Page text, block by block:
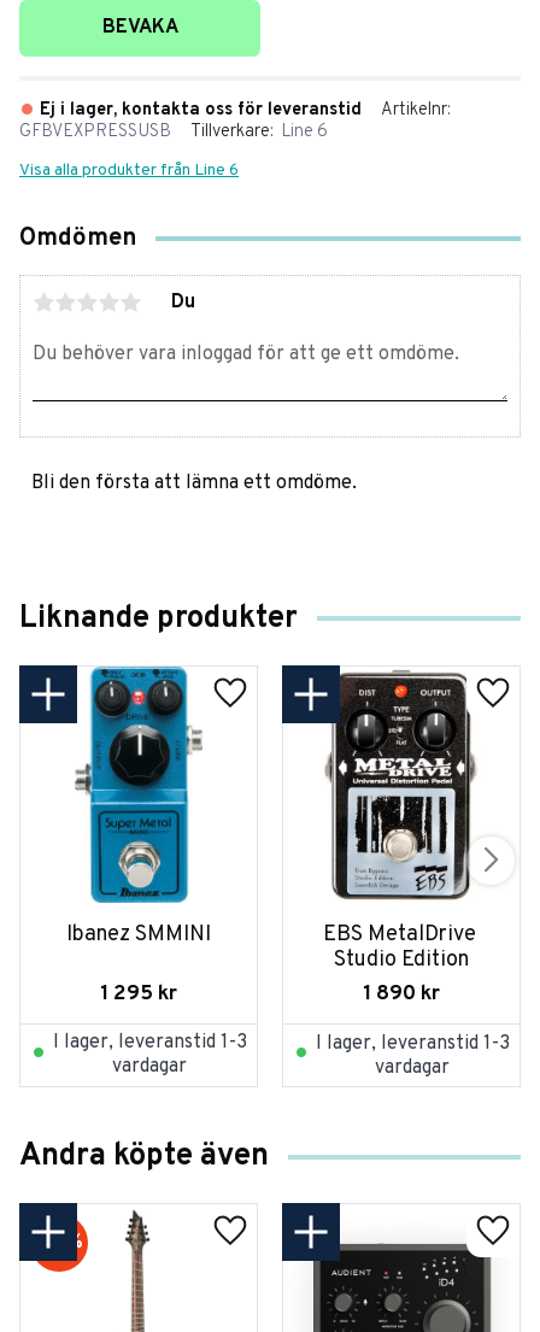
Lägg till i favoriter
BEVAKA
Ej i lager, kontakta oss för leveranstid
Artikelnr
GFBVEXPRESSUSB
Tillverkare Line 6
Visa alla produkter från Line 6
Omdömen
Du
Bli den första att lämna ett omdöme.
Liknande produkter
Ibanez SMMINI
1 295 kr
I lager, leveranstid 1-3
vardagar
EBS MetalDrive
Studio Edition
1 890 kr
I lager, leveranstid 1-3
vardagar
Andra köpte även
20 %